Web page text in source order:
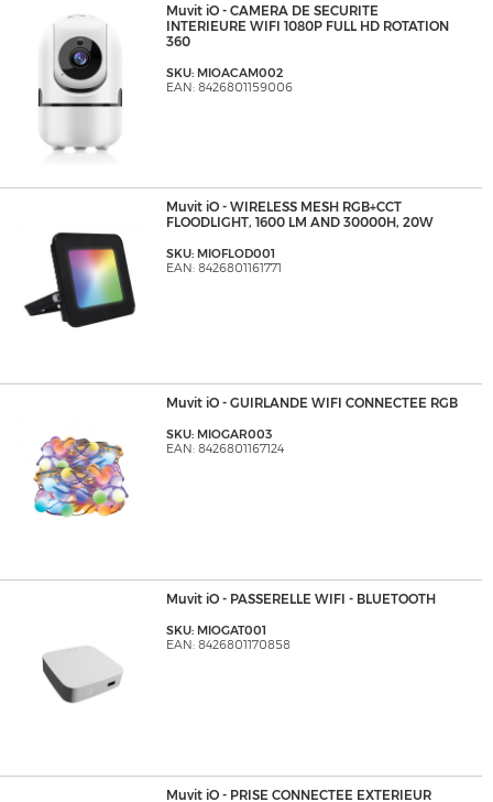
Muvit iO - CAMERA DE SECURITE
INTERIEURE WIFI 1080P FULL HD ROTATION
360
SKU: MIOACAM002
EAN: 8426801159006
Muvit iO - WIRELESS MESH RGB+CCT
FLOODLIGHT, 1600 LM AND 30000H, 20W
SKU: MIOFLOD001
EAN: 8426801161771
Muvit iO - GUIRLANDE WIFI CONNECTEE RGB
SKU: MIOGAR003
EAN: 8426801167124
Muvit iO - PASSERELLE WIFI - BLUETOOTH
SKU: MIOGAT001
EAN: 8426801170858
Muvit iO - PRISE CONNECTEE EXTERIEUR